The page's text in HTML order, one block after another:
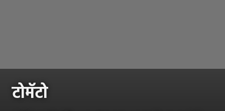
टोमॅटो